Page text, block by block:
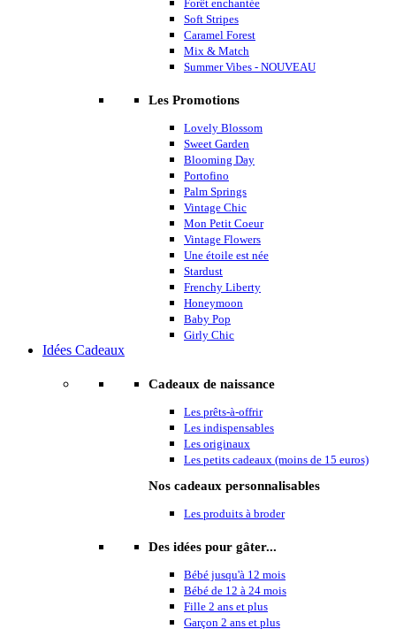
Forêt enchantée
Soft Stripes
Caramel Forest
Mix & Match
Summer Vibes - NOUVEAU
Les Promotions
Lovely Blossom
Sweet Garden
Blooming Day
Portofino
Palm Springs
Vintage Chic
Mon Petit Coeur
Vintage Flowers
Une étoile est née
Stardust
Frenchy Liberty
Honeymoon
Baby Pop
Girly Chic
Idées Cadeaux
Cadeaux de naissance
Les prêts-à-offrir
Les indispensables
Les originaux
Les petits cadeaux (moins de 15 euros)
Nos cadeaux personnalisables
Les produits à broder
Des idées pour gâter...
Bébé jusqu'à 12 mois
Bébé de 12 à 24 mois
Fille 2 ans et plus
Garçon 2 ans et plus